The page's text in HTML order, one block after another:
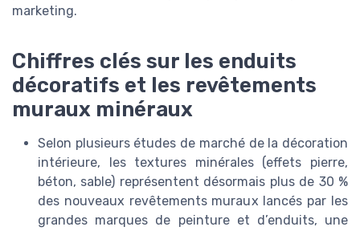
marketing.
Chiffres clés sur les enduits
décoratifs et les revêtements
muraux minéraux
Selon plusieurs études de marché de la décoration
intérieure, les textures minérales (effets pierre,
béton, sable) représentent désormais plus de 30 %
des nouveaux revêtements muraux lancés par les
grandes marques de peinture et d’enduits, une